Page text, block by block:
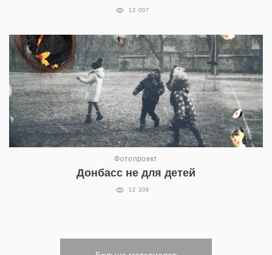
12 007
Фотопроект
Донбасс не для детей
12 308